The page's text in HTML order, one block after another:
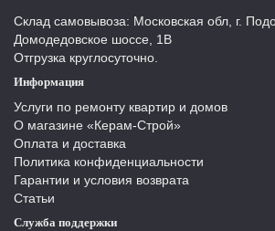
Склад самовывоза: Московская обл, г.
Домодедовское шоссе, 1В
Отгрузка круглосуточно.
Информация
Услуги по ремонту квартир и домов
О магазине «Керам-Строй»
Оплата и доставка
Политика конфиденциальности
Гарантии и условия возврата
Статьи
Служба поддержки